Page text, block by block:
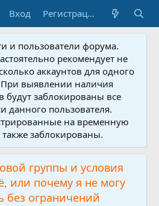
Вход Регистрация
и пользователи форума.
рекомендует не
аккаунтов для одного
При выявлении наличия
будут заблокированы все
данного пользователя.
на временную
также заблокированы.
группы и условия
или почему я не могу
без ограничений